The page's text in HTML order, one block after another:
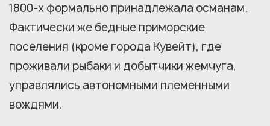
1800-х формально принадлежала османам.
Фактически же бедные приморские
поселения (кроме города Кувейт), где
проживали рыбаки и добытчики жемчуга,
управлялись автономными племенными
вождями.